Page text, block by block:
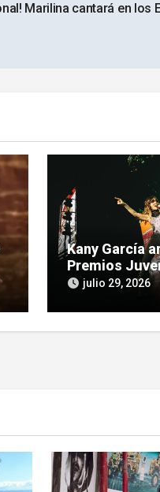
Marilina cantará en los
Kany García
Premios
se prepara
julio 29, 2026